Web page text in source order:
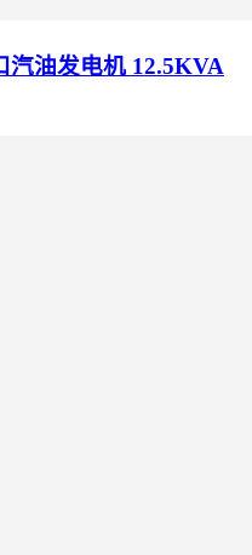
汽油发电机 12.5KVA